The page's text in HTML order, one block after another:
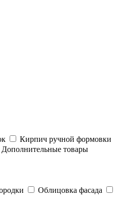
Кирпич ручной формовки
Дополнительные товары
Облицовка фасада